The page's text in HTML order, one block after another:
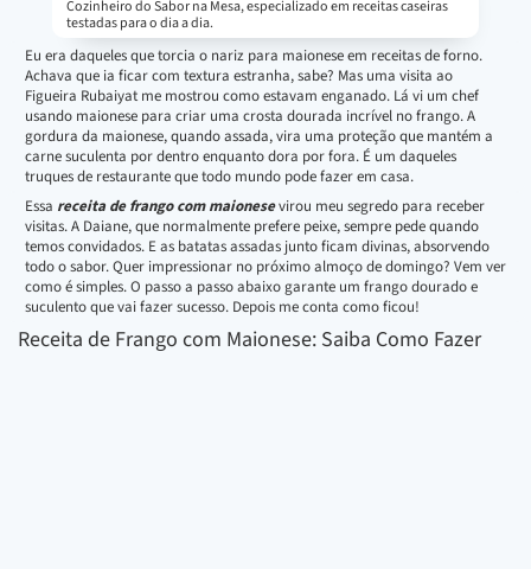
Cozinheiro do Sabor na Mesa, especializado em receitas caseiras
testadas para o dia a dia.
Eu era daqueles que torcia o nariz para maionese em receitas de forno.
Achava que ia ficar com textura estranha, sabe? Mas uma visita ao
Figueira Rubaiyat me mostrou como estavam enganado. Lá vi um chef
usando maionese para criar uma crosta dourada incrível no frango. A
gordura da maionese, quando assada, vira uma proteção que mantém a
carne suculenta por dentro enquanto dora por fora. É um daqueles
truques de restaurante que todo mundo pode fazer em casa.
Essa receita de frango com maionesevirou meu segredo para receber
visitas. A Daiane, que normalmente prefere peixe, sempre pede quando
temos convidados. E as batatas assadas junto ficam divinas, absorvendo
todo o sabor. Quer impressionar no próximo almoço de domingo? Vem ver
como é simples. O passo a passo abaixo garante um frango dourado e
suculento que vai fazer sucesso. Depois me conta como ficou!
Receita de Frango com Maionese: Saiba Como Fazer